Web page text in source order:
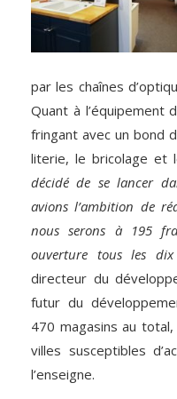
par les chaînes
Quant à l’équipement
fringant avec un bond
literie, le bricolage et
décidé de se lancer
avions l’ambition de
nous serons à 195
ouverture tous les dix
directeur du
futur du
470 magasins au
villes susceptibles
l’enseigne.